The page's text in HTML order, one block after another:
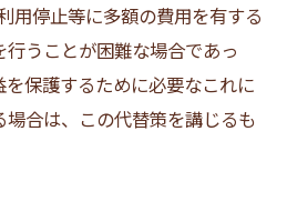
用停止等に多額の費用を有する
うことが困難な場合であっ
保護するために必要なこれに
合は、この代替策を講じるも